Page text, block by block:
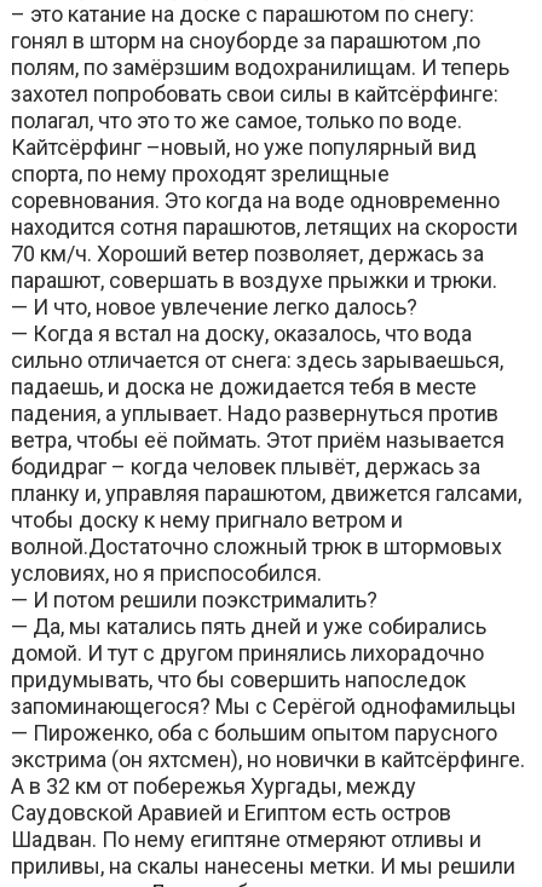
– это катание на доске с парашютом по снегу:
гонял в шторм на сноуборде за парашютом ,по
полям, по замёрзшим водохранилищам. И теперь
захотел попробовать свои силы в кайтсёрфинге:
полагал, что это то же самое, только по воде.
Кайтсёрфинг –новый, но уже популярный вид
спорта, по нему проходят зрелищные
соревнования. Это когда на воде одновременно
находится сотня парашютов, летящих на скорости
70 км/ч. Хороший ветер позволяет, держась за
парашют, совершать в воздухе прыжки и трюки.
— И что, новое увлечение легко далось?
— Когда я встал на доску, оказалось, что вода
сильно отличается от снега: здесь зарываешься,
падаешь, и доска не дожидается тебя в месте
падения, а уплывает. Надо развернуться против
ветра, чтобы её поймать. Этот приём называется
бодидраг – когда человек плывёт, держась за
планку и, управляя парашютом, движется галсами,
чтобы доску к нему пригнало ветром и
волной.Достаточно сложный трюк в штормовых
условиях, но я приспособился.
— И потом решили поэкстрималить?
— Да, мы катались пять дней и уже собирались
домой. И тут с другом принялись лихорадочно
придумывать, что бы совершить напоследок
запоминающегося? Мы с Серёгой однофамильцы
— Пироженко, оба с большим опытом парусного
экстрима (он яхтсмен), но новички в кайтсёрфинге.
А в 32 км от побережья Хургады, между
Саудовской Аравией и Египтом есть остров
Шадван. По нему египтяне отмеряют отливы и
приливы, на скалы нанесены метки. И мы решили